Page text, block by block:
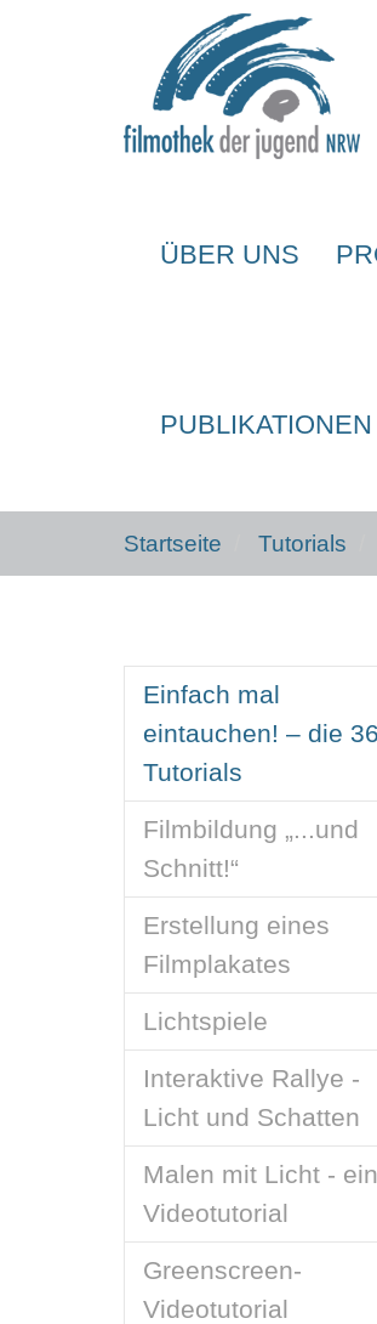
ÜBER UNS
PUBLIKATIONEN
Startseite Tutorials
Einfach mal
eintauchen! – die
Tutorials
Filmbildung „...und
Schnitt!“
Erstellung eines
Filmplakates
Lichtspiele
Interaktive Rallye -
Licht und Schatten
Malen mit Licht - ein
Videotutorial
Greenscreen-
Videotutorial